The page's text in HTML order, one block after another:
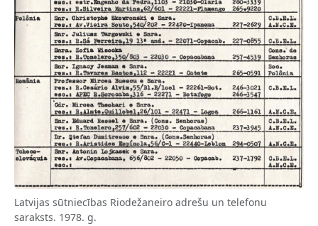
Latvijas sūtniecības Riodežaneiro adrešu un telefonu
saraksts. 1978. g.